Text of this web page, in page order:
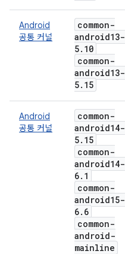
Android
공통 커널
common-
android13-
5. 10
common-
android13-
5. 15
Android
공통 커널
common-
android14-
5. 15
common-
android14-
6. 1
common-
android15-
6. 6
common-
android-
mainline